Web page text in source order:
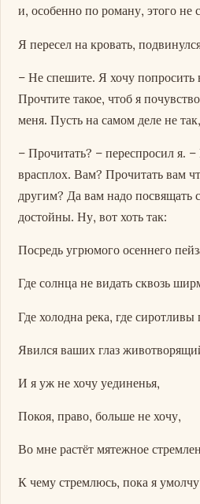
и, особенно по роману, этого не
Я пересел на кровать,
– Не спешите. Я хочу попросить
Прочтите такое, чтоб я
меня. Пусть на самом деле не
– Прочитать? – переспросил я.
врасплох. Вам? Прочитать вам
другим? Да вам надо посвящать
достойны. Ну, вот хоть так:
Посредь угрюмого осеннего
Где солнца не видать сквозь
Где холодна река, где
Явился ваших глаз
И я уж не хочу уединенья,
Покоя, право, больше не хочу,
Во мне растёт мятежное
К чему стремлюсь, пока я